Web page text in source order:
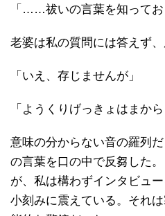
「……祓いの言葉を知ってお
老婆は私の質問には答えず、
「いえ、存じませんが」
「ようくりげっきょはまか
意味の分からない音の羅列
の言葉を口の中で反芻した
が、私は構わずインタビュ
小刻みに震えている。それ